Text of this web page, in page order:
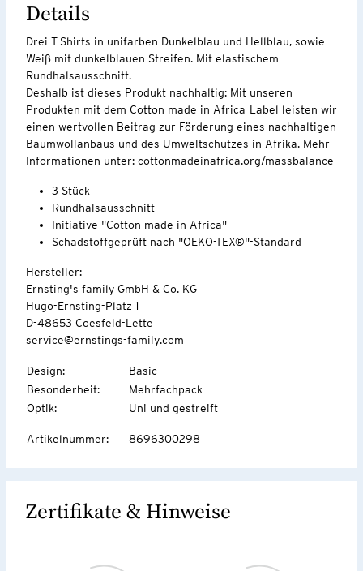
Details
Drei T-Shirts in unifarben Dunkelblau und Hellblau, sowie
Weiß mit dunkelblauen Streifen. Mit elastischem
Rundhalsausschnitt.
Deshalb ist dieses Produkt nachhaltig: Mit unseren
Produkten mit dem Cotton made in Africa-Label leisten wir
einen wertvollen Beitrag zur Förderung eines nachhaltigen
Baumwollanbaus und des Umweltschutzes in Afrika. Mehr
Informationen unter: cottonmadeinafrica.org/massbalance
3 Stück
Rundhalsausschnitt
Initiative "Cotton made in Africa"
Schadstoffgeprüft nach "OEKO-TEX®"-Standard
Hersteller:
Ernsting's family GmbH & Co. KG
Hugo-Ernsting-Platz 1
D-48653 Coesfeld-Lette
service@ernstings-family.com
Design:
Basic
Besonderheit:
Mehrfachpack
Optik: Uni und gestreift
Artikelnummer: 8696300298
Zertifikate & Hinweise